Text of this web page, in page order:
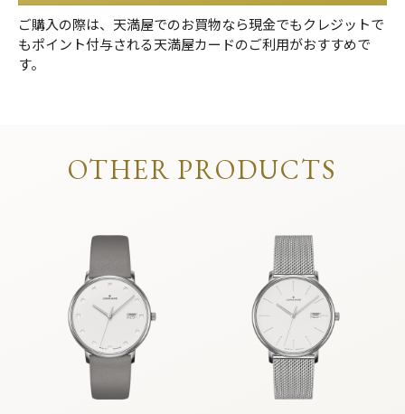
ご購入の際は、天満屋でのお買物なら現金でもクレジットで
もポイント付与される天満屋カードのご利用がおすすめで
す。
OTHER PRODUCTS